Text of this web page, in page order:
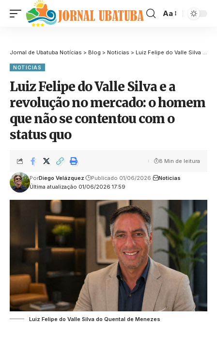
Aa
Jornal de Ubatuba Notícias > Blog > Noticias > Luiz Felipe do Valle Silva e a revolução no mercado: o homem que não se contentou com o status quo
NOTICIAS
Luiz Felipe do Valle Silva e a
revolução no mercado: o homem
que não se contentou com o
status quo
Última atualização 01/06/2026 17:59
PorDiego Velázquez Publicado 01/06/2026 Noticias
8 Min de leitura
Luiz Felipe do Valle Silva do Quental de Menezes